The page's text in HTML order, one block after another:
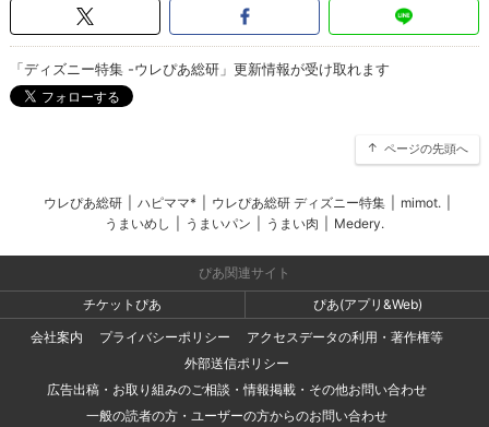
「ディズニー特集 -ウレぴあ総研」更新情報が受け取れます
ページの先頭へ
ウレぴあ総研 ハピママ* ウレぴあ総研 ディズニー特集 mimot.
うまいめし
うまいパン うまい肉 Medery.
ぴあ関連サイト
チケットぴあ
ぴあ(アプリ&Web)
会社案内
プライバシーポリシー
アクセスデータの利用・著作権等
外部送信ポリシー
広告出稿・お取り組みのご相談・情報掲載・その他お問い合わせ
一般の読者の方・ユーザーの方からのお問い合わせ